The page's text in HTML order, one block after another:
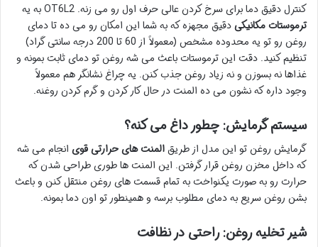
کنترل دقیق دما برای سرخ کردن عالی حرف اول رو می زنه. OT6L2 به یه
ترموستات مکانیکیدقیق مجهزه که به شما این امکان رو می ده تا دمای
روغن رو تو یه محدوده مشخص (معمولاً از 60 تا 200 درجه سانتی گراد)
تنظیم کنید. دقت این ترموستات باعث می شه روغن تو دمای ثابت بمونه و
غذاها نه بسوزن و نه زیاد روغن جذب کنن. یه چراغ نشانگر هم معمولاً
وجود داره که نشون می ده المنت در حال کار کردن و گرم کردن روغنه.
سیستم گرمایش: چطور داغ می کنه؟
گرمایش روغن تو این مدل از طریقالمنت های حرارتی قوی انجام می شه
که داخل مخزن روغن قرار گرفتن. این المنت ها طوری طراحی شدن که
حرارت رو به صورت یکنواخت به تمام قسمت های روغن منتقل کنن و باعث
بشن روغن سریع به دمای مطلوب برسه و همینطور تو اون دما بمونه.
شیر تخلیه روغن: راحتی در نظافت